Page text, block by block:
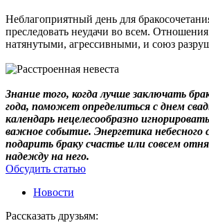
Неблагоприятный день для
преследовать неудачи во всем. Отношения
натянутыми, агрессивными, и союз
Знание того, когда лучше заключать
года, поможет определиться с днем
календарь нецелесообразно
важное событие. Энергетика
подарить браку счастье или совсем
надежду на него.
Обсудить статью
Новости
Рассказать друзьям: